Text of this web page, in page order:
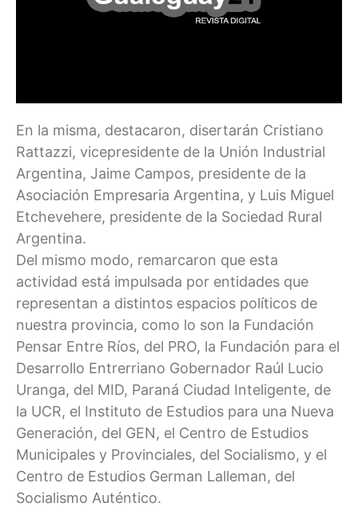
En la misma, destacaron, disertarán Cristiano
Rattazzi, vicepresidente de la Unión Industrial
Argentina, Jaime Campos, presidente de la
Asociación Empresaria Argentina, y Luis Miguel
Etchevehere, presidente de la Sociedad Rural
Argentina.
Del mismo modo, remarcaron que esta
actividad está impulsada por entidades que
representan a distintos espacios políticos de
nuestra provincia, como lo son la Fundación
Pensar Entre Ríos, del PRO, la Fundación para el
Desarrollo Entrerriano Gobernador Raúl Lucio
Uranga, del MID, Paraná Ciudad Inteligente, de
la UCR, el Instituto de Estudios para una Nueva
Generación, del GEN, el Centro de Estudios
Municipales y Provinciales, del Socialismo, y el
Centro de Estudios German Lalleman, del
Socialismo Auténtico.